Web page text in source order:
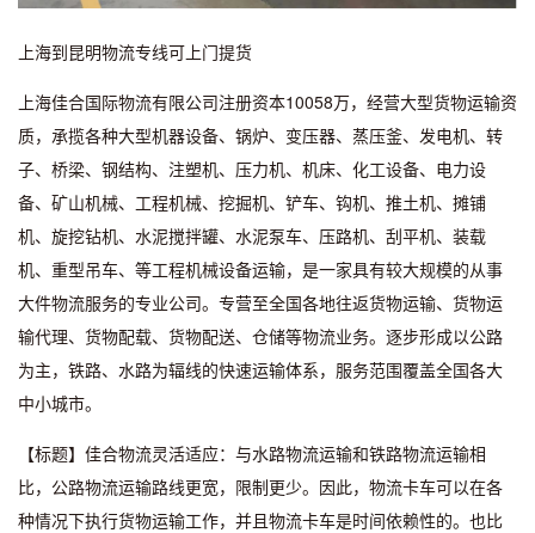
上海到昆明物流专线可上门提货
上海佳合国际物流有限公司注册资本10058万，经营大型货物运输资
质，承揽各种大型机器设备、锅炉、变压器、蒸压釜、发电机、转
子、桥梁、钢结构、注塑机、压力机、机床、化工设备、电力设
备、矿山机械、工程机械、挖掘机、铲车、钩机、推土机、摊铺
机、旋挖钻机、水泥搅拌罐、水泥泵车、压路机、刮平机、装载
机、重型吊车、等工程机械设备运输，是一家具有较大规模的从事
大件物流服务的专业公司。专营至全国各地往返货物运输、货物运
输代理、货物配载、货物配送、仓储等物流业务。逐步形成以公路
为主，铁路、水路为辐线的快速运输体系，服务范围覆盖全国各大
中小城市。
【标题】佳合物流灵活适应：与水路物流运输和铁路物流运输相
比，公路物流运输路线更宽，限制更少。因此，物流卡车可以在各
种情况下执行货物运输工作，并且物流卡车是时间依赖性的。也比